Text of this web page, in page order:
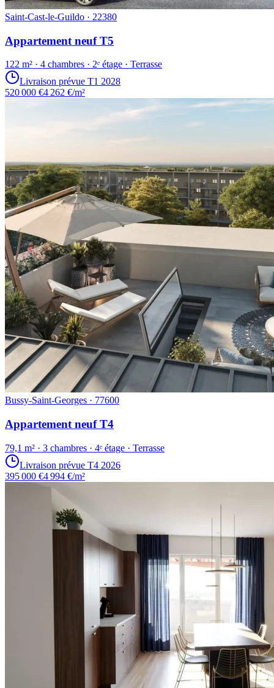
Saint-Cast-le-Guildo · 22380
Appartement neuf T5
122 m² · 4 chambres · 2ᵉ étage · Terrasse
Livraison prévue T1 2028
520 000 €4 262 €/m²
Bussy-Saint-Georges · 77600
Appartement neuf T4
79,1 m² · 3 chambres · 4ᵉ étage · Terrasse
Livraison prévue T4 2026
395 000 €4 994 €/m²